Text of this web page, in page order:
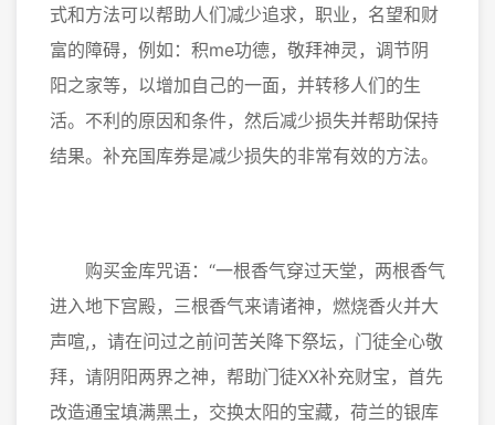
式和方法可以帮助人们减少追求，职业，名望和财
富的障碍，例如：积me功德，敬拜神灵，调节阴
阳之家等，以增加自己的一面，并转移人们的生
活。不利的原因和条件，然后减少损失并帮助保持
结果。补充国库券是减少损失的非常有效的方法。
购买金库咒语：“一根香气穿过天堂，两根香气
进入地下宫殿，三根香气来请诸神，燃烧香火并大
声喧,，请在问过之前问苦关降下祭坛，门徒全心敬
拜，请阴阳两界之神，帮助门徒XX补充财宝，首先
改造通宝填满黑土，交换太阳的宝藏，荷兰的银库